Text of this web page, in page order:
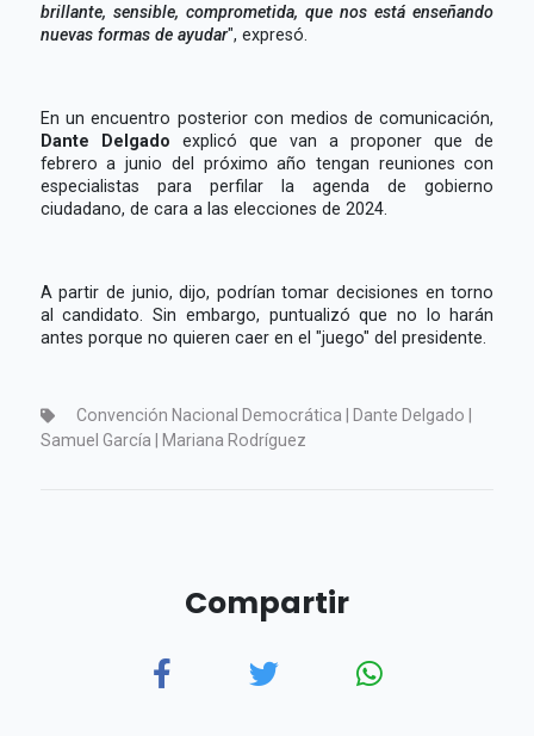
brillante, sensible, comprometida, que nos está enseñando
nuevas formas de ayudar", expresó.
En un encuentro posterior con medios de comunicación,
Dante Delgado explicó que van a proponer que de
febrero a junio del próximo año tengan reuniones con
especialistas para perfilar la agenda de gobierno
ciudadano, de cara a las elecciones de 2024.
A partir de junio, dijo, podrían tomar decisiones en torno
al candidato. Sin embargo, puntualizó que no lo harán
antes porque no quieren caer en el "juego" del presidente.
Convención Nacional Democrática | Dante Delgado |
Samuel García | Mariana Rodríguez
Compartir